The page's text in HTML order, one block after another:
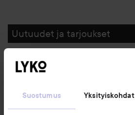
Suostumus Yksityiskohdat
Uutuudet ja tarjoukset
Seuraa meitä
Asiakaspalvelu